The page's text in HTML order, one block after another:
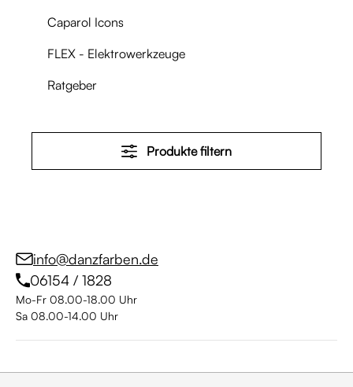
Caparol Icons
FLEX - Elektrowerkzeuge
Ratgeber
Produkte filtern
info@danzfarben.de
06154 / 1828
Mo-Fr 08.00-18.00 Uhr
Sa 08.00-14.00 Uhr